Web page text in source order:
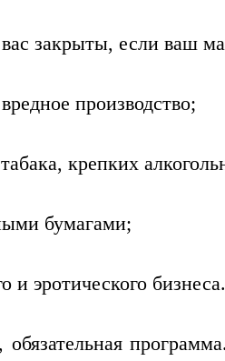
закрыты, если ваш
производство;
крепких
бумагами;
и эротического бизнеса.
обязательная